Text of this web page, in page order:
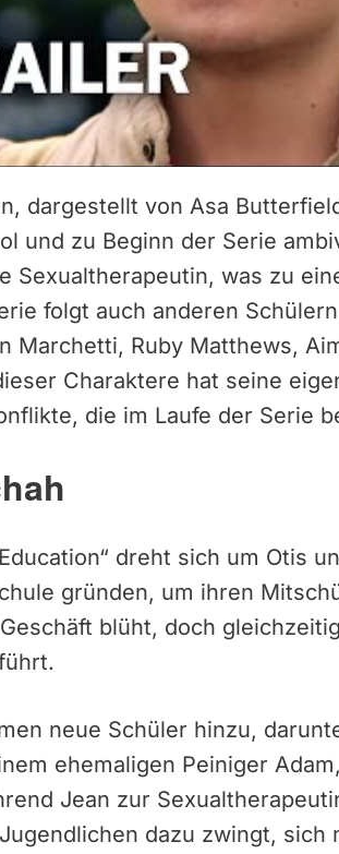
dargestellt von Asa
und zu Beginn der Serie
Sexualtherapeutin, was zu
folgt auch anderen
Marchetti, Ruby Matthews,
Charaktere hat seine
die im Laufe der Serie
dreht sich um Otis
gründen, um ihren
blüht, doch
neue Schüler hinzu,
ehemaligen Peiniger
Jean zur
dazu zwingt, sich